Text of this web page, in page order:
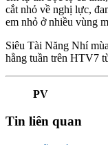
cắt nhỏ về nghị lực,
em nhỏ ở nhiều vùng
Siêu Tài Năng Nhí
hằng tuần trên HTV7
PV
Tin liên quan